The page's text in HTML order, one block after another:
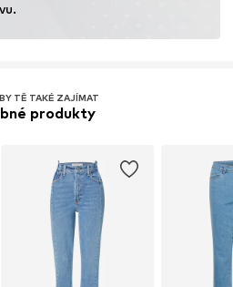
hnojiv.
TĚ TAKÉ ZAJÍMAT
produkty